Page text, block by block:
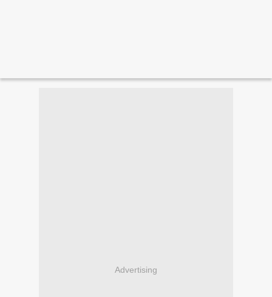
Advertising